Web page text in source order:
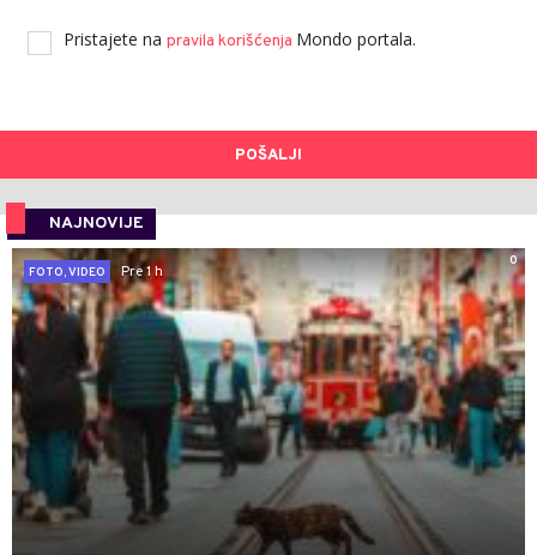
Pristajete na pravila korišćenja Mondo portala.
POŠALJI
NAJNOVIJE
0
FOTO, VIDEO
Pre 1 h